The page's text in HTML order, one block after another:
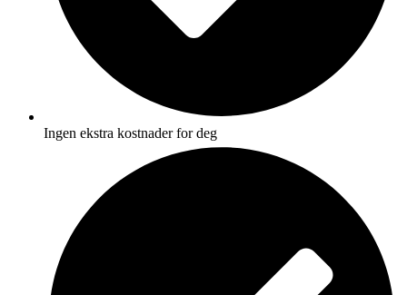
Ingen ekstra kostnader for deg